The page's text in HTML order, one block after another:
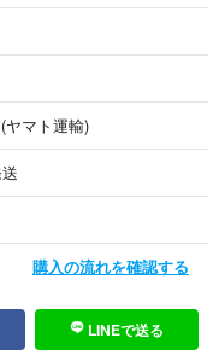
ヤマト運輸)
購入の流れを確認する
LINEで送る